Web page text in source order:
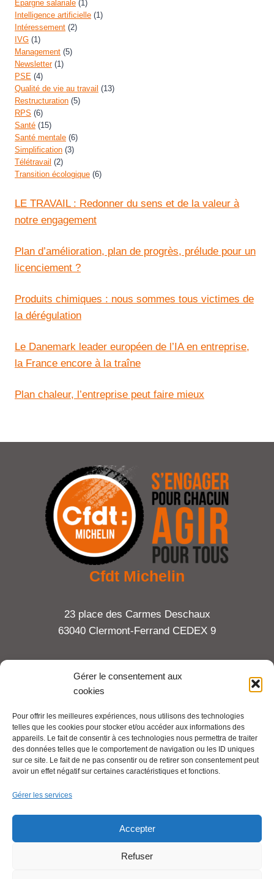
Gérer le consentement aux
cookies
Pour offrir les meilleures expériences, nous utilisons des technologies
telles que les cookies pour stocker et/ou accéder aux informations des
appareils. Le fait de consentir à ces technologies nous permettra de traiter
des données telles que le comportement de navigation ou les ID uniques
sur ce site. Le fait de ne pas consentir ou de retirer son consentement peut
avoir un effet négatif sur certaines caractéristiques et fonctions.
Gérer les services
Accepter
Refuser
Epargne salariale (1)
Intelligence artificielle (1)
Intéressement (2)
IVG (1)
Management (5)
Newsletter(1)
PSE (4)
Qualité de vie au travail (13)
Restructuration (5)
RPS (6)
Santé (15)
Santé mentale (6)
Simplification (3)
Télétravail (2)
Transition écologique (6)
LE TRAVAIL : Redonner du sens et de la valeur à
notre engagement
Plan d’amélioration, plan de progrès, prélude pour un
licenciement ?
Produits chimiques : nous sommes tous victimes de
la dérégulation
Le Danemark leader européen de l’IA en entreprise,
la France encore à la traîne
Plan chaleur, l’entreprise peut faire mieux
Cfdt Michelin
23 place des Carmes Deschaux
63040 Clermont-Ferrand CEDEX 9
Tel : 06 65 27 23 81
Mentions légales
Pour aller plus loin :
Se syndiquer en ligne
Nous contacter